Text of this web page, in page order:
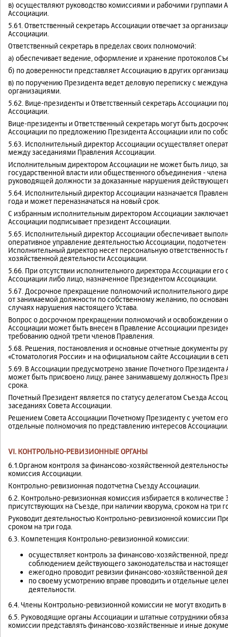
в) осуществляют руководство комиссиями и рабочими группами
Ассоциации.
5.61. Ответственный секретарь Ассоциации отвечает за
Ассоциации.
Ответственный секретарь в пределах своих полномочий:
а) обеспечивает ведение, оформление и хранение протоколов
б) по доверенности представляет Ассоциацию в других
в) по поручению Президента ведет деловую переписку с
организациями.
5.62. Вице-президенты и Ответственный секретарь Ассоциации
Ассоциации.
Вице-президенты и Ответственный секретарь могут быть
Ассоциации по предложению Президента Ассоциации или по
5.63. Исполнительный директор Ассоциации осуществляет
между заседаниями Правления Ассоциации.
Исполнительным директором Ассоциации не может быть лицо,
государственной власти или общественного объединения -
руководящей должности за доказанные нарушения
5.64. Исполнительный директор Ассоциации назначается
года и может переназначаться на новый срок.
С избранным исполнительным директором Ассоциации
Ассоциации подписывает президент Ассоциации.
5.65. Исполнительный директор Ассоциации обеспечивает
оперативное управление деятельностью Ассоциации,
Исполнительный директор несет персональную ответственность
хозяйственной деятельности Ассоциации.
5.66. При отсутствии исполнительного директора Ассоциации
Ассоциации либо лицо, назначенное Президентом Ассоциации.
5.67. Досрочное прекращение полномочий исполнительного
от занимаемой должности по собственному желанию, по
случаях нарушения настоящего Устава.
Вопрос о досрочном прекращении полномочий и освобождении
Ассоциации может быть внесен в Правление Ассоциации
требованию одной трети членов Правления.
5.68. Решения, постановления и основные отчетные документы
«Стоматология России» и на официальном сайте Ассоциации в
5.69. В Ассоциации предусмотрено звание Почетного
может быть присвоено лицу, ранее занимавшему должность
срока.
Почетный Президент является по статусу делегатом Съезда
заседаниях Совета Ассоциации.
Решением Совета Ассоциации Почетному Президенту с учетом
отдельные полномочия по представлению интересов Ассоциации.
VI. КОНТРОЛЬНО-РЕВИЗИОННЫЕ ОРГАНЫ
6.1.Органом контроля за финансово-хозяйственной
комиссия Ассоциации.
Контрольно-ревизионная подотчетна Съезду Ассоциации.
6.2. Контрольно-ревизионная комиссия избирается в количестве
присутствующих на Съезде, при наличии кворума, сроком на три
Руководит деятельностью Контрольно-ревизионной комиссии
сроком на три года.
6.3. Компетенция Контрольно-ревизионной комиссии:
осуществляет контроль за финансово-хозяйственной,
соблюдением действующего законодательства и
ежегодно проводит ревизии финансово-хозяйственной
по своему усмотрению вправе проводить и отдельные
деятельности.
6.4. Члены Контрольно-ревизионной комиссии не могут входить в
6.5. Руководящие органы Ассоциации и штатные сотрудники
комиссии представлять финансово-хозяйственные и иные